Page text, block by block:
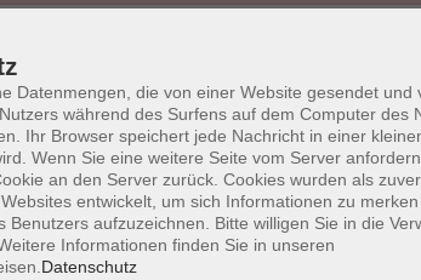
Impressum Datenschutzerklärung
Datenmengen, die von einer Website gesendet und
während des Surfens auf dem Computer des
Ihr Browser speichert jede Nachricht in einer
Wenn Sie eine weitere Seite vom Server
an den Server zurück. Cookies wurden als
entwickelt, um sich Informationen zu
Benutzers aufzuzeichnen. Bitte willigen Sie in die
Informationen finden Sie in unseren
Datenschutz